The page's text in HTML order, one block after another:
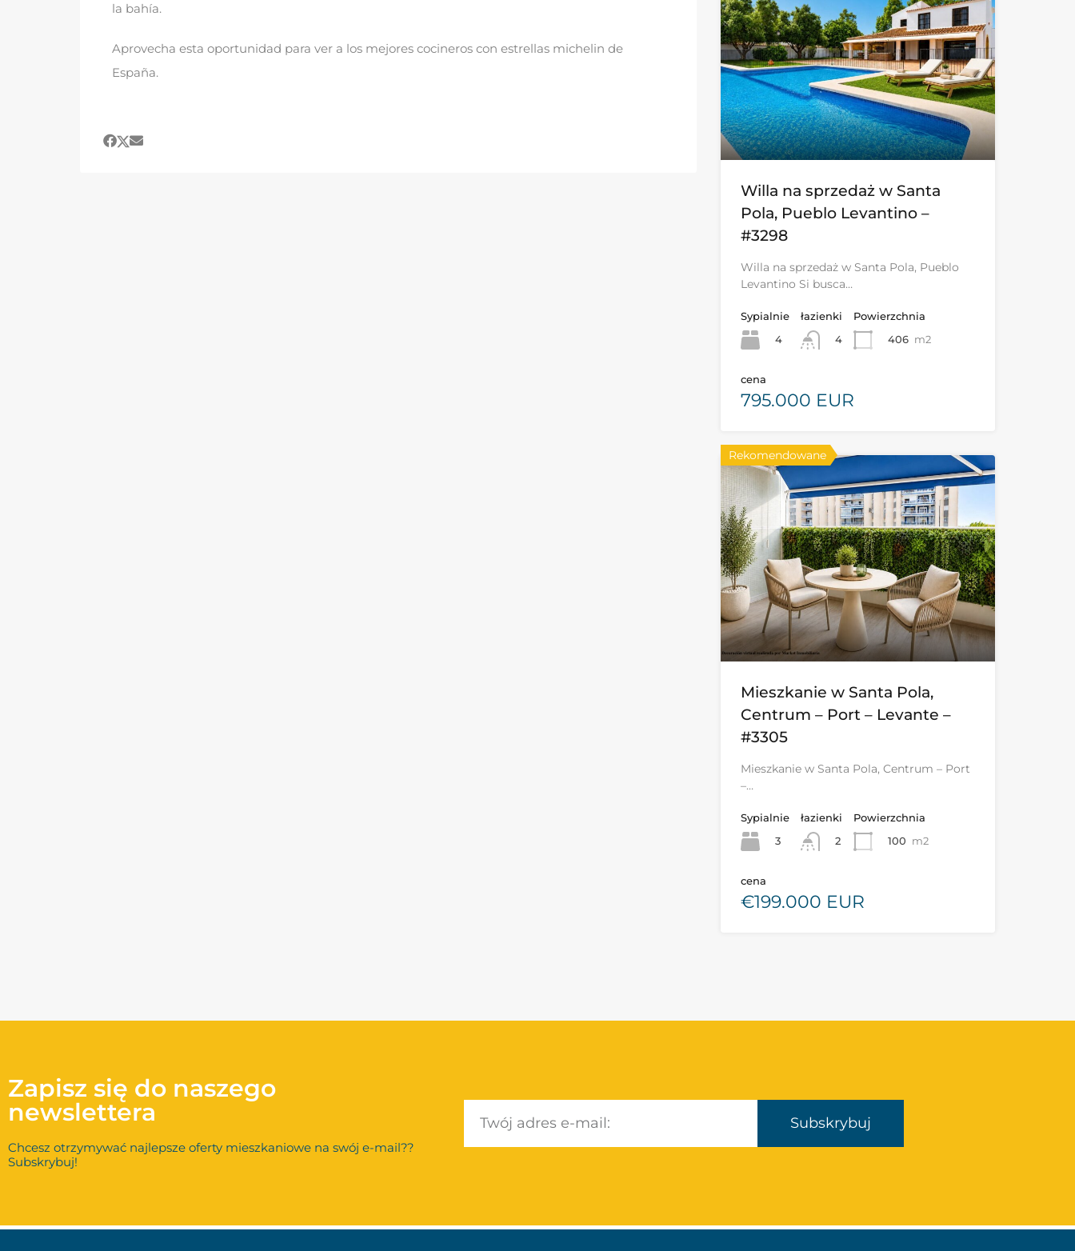
la bahía.
Aprovecha esta oportunidad para ver a los mejores cocineros con estrellas michelin de
España.
Willa na sprzedaż w Santa
Pola, Pueblo Levantino –
#3298
Willa na sprzedaż w Santa Pola, Pueblo
Levantino Si busca…
Sypialnie
4
łazienki
4
Powierzchnia
406 m2
cena
795.000 EUR
Rekomendowane
Mieszkanie w Santa Pola,
Centrum – Port – Levante –
#3305
Mieszkanie w Santa Pola, Centrum – Port
–…
Sypialnie
3
łazienki
2
Powierzchnia
100 m2
cena
€199.000 EUR
Zapisz się do naszego
newslettera
Chcesz otrzymywać najlepsze oferty mieszkaniowe na swój e-mail??
Subskrybuj!
Subskrybuj